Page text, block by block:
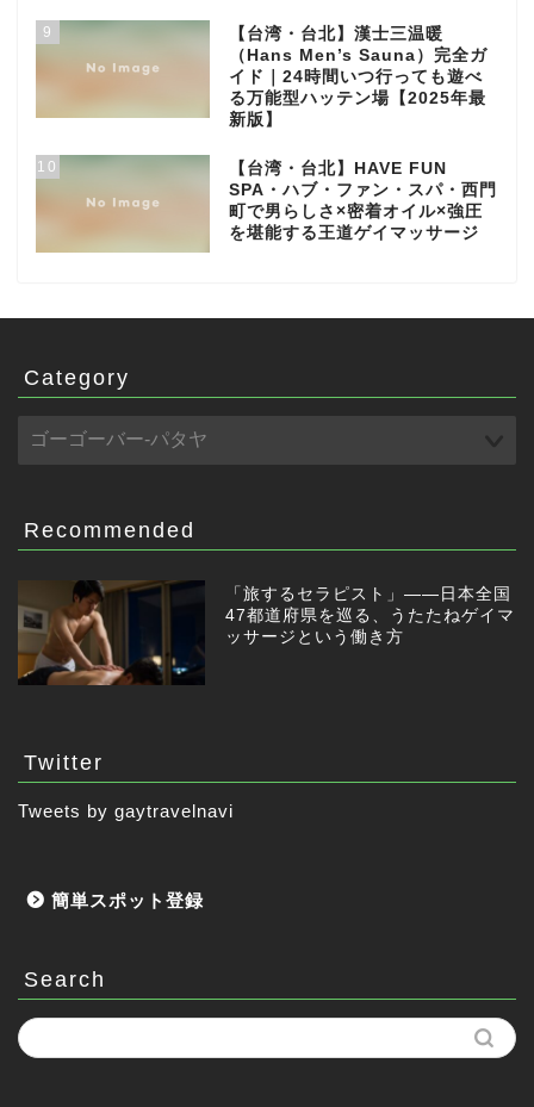
9
【台湾・台北】漢士三温暖
（Hans Men’s Sauna）完全ガ
イド｜24時間いつ行っても遊べ
る万能型ハッテン場【2025年最
新版】
10
【台湾・台北】HAVE FUN
SPA・ハブ・ファン・スパ・西門
町で男らしさ×密着オイル×強圧
を堪能する王道ゲイマッサージ
Category
Recommended
「旅するセラピスト」——日本全国
47都道府県を巡る、うたたねゲイマ
ッサージという働き方
Twitter
Tweets by gaytravelnavi
簡単スポット登録
Search